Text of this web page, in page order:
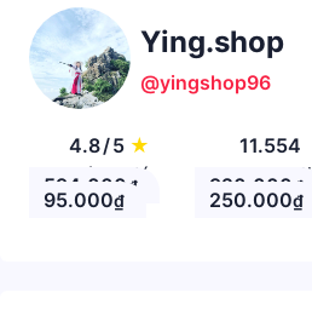
Ying.shop
@yingshop96
4.8/5 ★
Đánh giá
11.554
Theo Dõi
594.000 ₫ 920.000 ₫
95.000₫ 250.000₫